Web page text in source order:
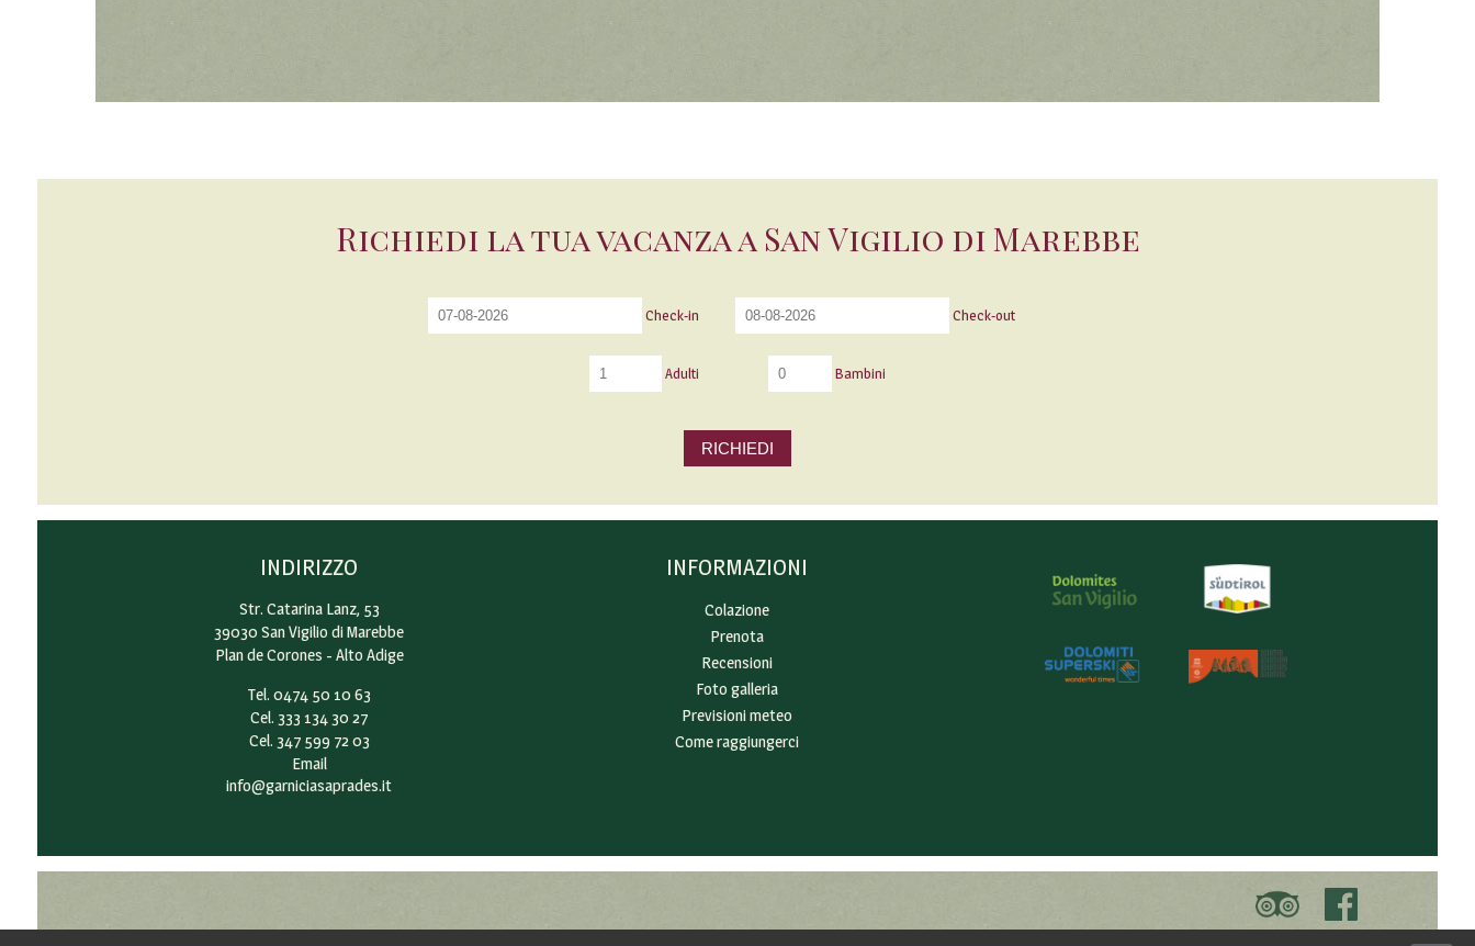
Richiedi la tua vacanza a San Vigilio di Marebbe
Check-in Check-out
Adulti Bambini
RICHIEDI
INDIRIZZO
Str. Catarina Lanz, 53
39030 San Vigilio di Marebbe
Plan de Corones - Alto Adige
Tel. 0474 50 10 63
Cel. 333 134 30 27
Cel. 347 599 72 03
Email
info@garniciasaprades.it
INFORMAZIONI
Colazione
Prenota
Recensioni
Foto galleria
Previsioni meteo
Come raggiungerci